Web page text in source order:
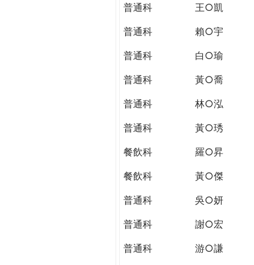
普通科
王○凱
普通科
賴○宇
普通科
白○瑜
普通科
黃○喬
普通科
林○泓
普通科
黃○琇
餐飲科
羅○昇
餐飲科
黃○傑
普通科
吳○妍
普通科
謝○宏
普通科
游○謙